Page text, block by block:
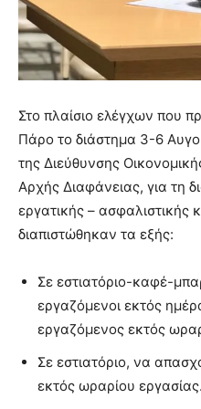
Στο πλαίσιο ελέγχων που
Πάρο το διάστημα 3-6
της Διεύθυνσης
Αρχής Διαφάνειας, για τη
εργατικής – ασφαλιστικής
διαπιστώθηκαν τα εξής:
Σε εστιατόριο-καφέ-
εργαζόμενοι εκτός
εργαζόμενος εκτός
Σε εστιατόριο, να
εκτός ωραρίου εργασίας.